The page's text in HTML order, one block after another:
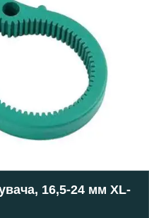
16,5-24 мм XL-